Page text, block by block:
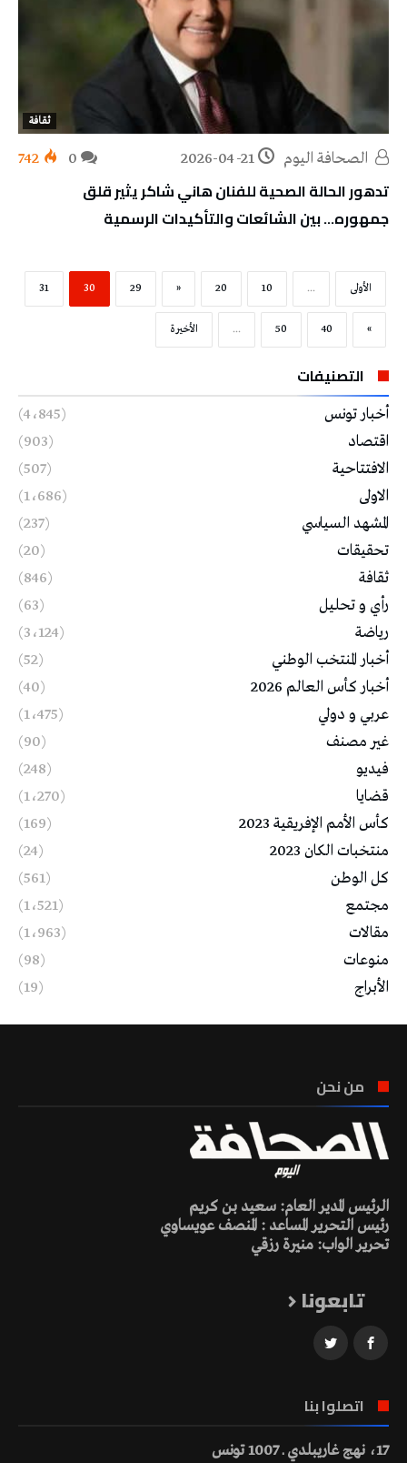
ثقافة
2026-04-21
742
تدهور الحالة الصحية للفنان هاني شاكر يثير قلق
جمهوره… بين الشائعات والتأكيدات الرسمية
‫الأولى‬ ...
10
20
«
29
30
31
»
40
50
... ‫الأخيرة‬
التصنيفات
أخبار تونس
(4٬845)
اقتصاد
(903)
الافتتاحية
(507)
الاولى
(1٬686)
المشهد السياسي
(237)
تحقيقات
(20)
ثقافة
(846)
رأي و تحليل
(63)
رياضة
(3٬124)
أخبار المنتخب الوطني
(52)
أخبار كأس العالم 2026
(40)
عربي و دولي
(1٬475)
غير مصنف
(90)
فيديو
(248)
قضايا
(1٬270)
كأس الأمم الإفريقية 2023
(169)
منتخبات الكان 2023
(24)
كل الوطن
(561)
مجتمع
(1٬521)
مقالات
(1٬963)
منوعات
(98)
الأبراج
(19)
من نحن
الرئيس المدير العام: سعيد بن كريم
رئيس التحرير المساعد : المنصف عويساوي
تحرير الواب: منيرة رزقي
تابعونا
اتصلوا بنا
17، نهج غاريبلدي ـ 1007 تونس